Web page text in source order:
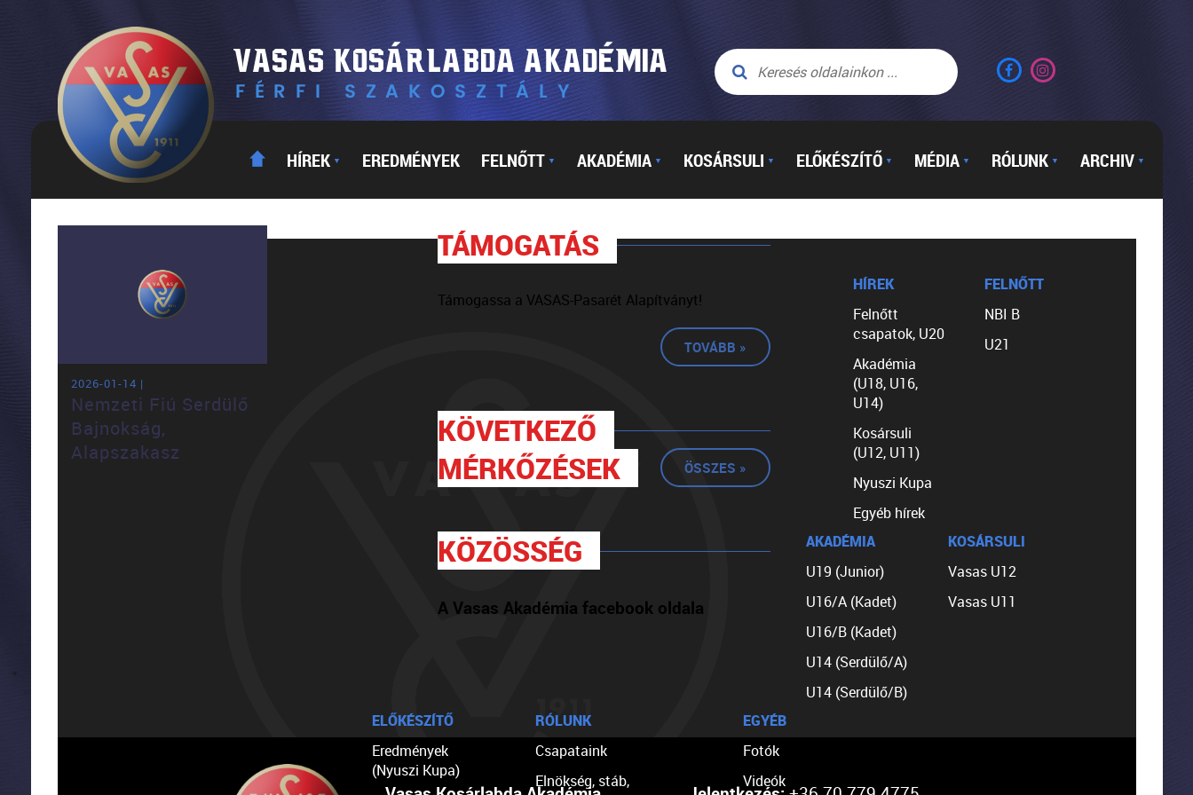
HÍREK ▼ EREDMÉNYEK FELNŐTT ▼ AKADÉMIA ▼ KOSÁRSULI ▼ ELŐKÉSZÍTŐ ▼ MÉDIA ▼ RÓLUNK ▼ ARCHIV ▼
2026-01-14 |
Nemzeti Fiú Serdülő
Bajnokság,
Alapszakasz
TÁMOGATÁS
Támogassa a VASAS-Pasarét Alapítványt!
TOVÁBB »
KÖVETKEZŐ
MÉRKŐZÉSEK
ÖSSZES »
KÖZÖSSÉG
A Vasas Akadémia facebook oldala
HÍREK
Felnőtt
csapatok, U20
Akadémia
(U18, U16,
U14)
Kosársuli
(U12, U11)
Nyuszi Kupa
Egyéb hírek
FELNŐTT
NBI B
U21
AKADÉMIA
U19 (Junior)
U16/A (Kadet)
U16/B (Kadet)
U14 (Serdülő/A)
U14 (Serdülő/B)
KOSÁRSULI
Vasas U12
Vasas U11
ELŐKÉSZÍTŐ
Eredmények
(Nyuszi Kupa)
RÓLUNK
Csapataink
Elnökség, stáb,
EGYÉB
Fotók
Videók